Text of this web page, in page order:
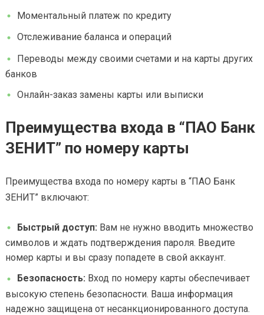
Моментальный платеж по кредиту
Отслеживание баланса и операций
Переводы между своими счетами и на карты других
банков
Онлайн-заказ замены карты или выписки
Преимущества входа в “ПАО Банк
ЗЕНИТ” по номеру карты
Преимущества входа по номеру карты в “ПАО Банк
ЗЕНИТ” включают:
Быстрый доступ: Вам не нужно вводить множество
символов и ждать подтверждения пароля. Введите
номер карты и вы сразу попадете в свой аккаунт.
Безопасность: Вход по номеру карты обеспечивает
высокую степень безопасности. Ваша информация
надежно защищена от несанкционированного доступа.